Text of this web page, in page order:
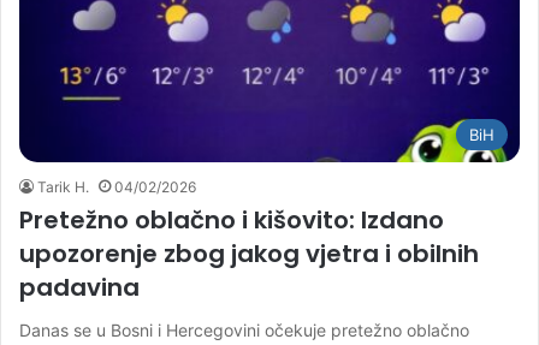
BiH
Tarik H. 04/02/2026
Pretežno oblačno i kišovito: Izdano
upozorenje zbog jakog vjetra i obilnih
padavina
Danas se u Bosni i Hercegovini očekuje pretežno oblačno